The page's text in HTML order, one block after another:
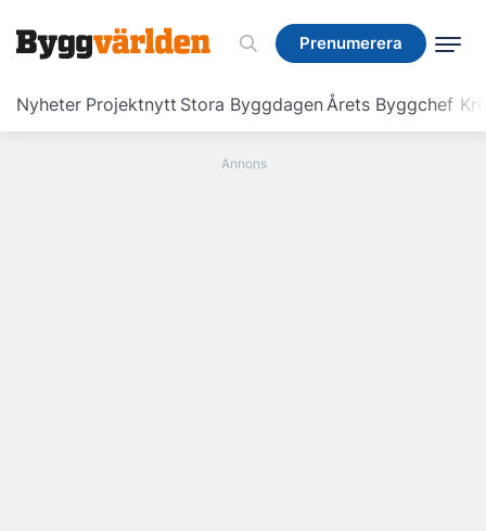
Prenumerera
Nyheter Projektnytt Stora ByggdagenÅrets Byggchef
Prenumerera